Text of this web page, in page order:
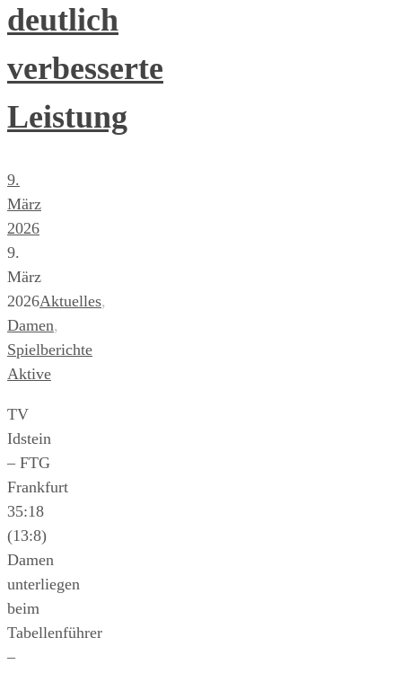
deutlich
verbesserte
Leistung
9.
März
2026
9.
März
2026Aktuelles,
Damen,
Spielberichte
Aktive
TV
Idstein
– FTG
Frankfurt
35:18
(13:8)
Damen
unterliegen
beim
Tabellenführer
–